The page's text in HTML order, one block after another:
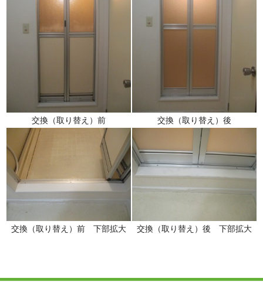
交換（取り替え）前 交換（取り替え）後
交換（取り替え）前 下部拡大 交換（取り替え）後 下部拡大